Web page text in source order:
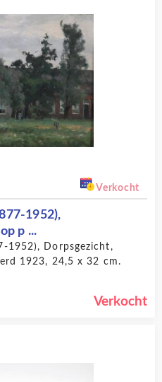
Verkocht
1952),
p ...
1952), Dorpsgezicht,
1923, 24,5 x 32 cm.
Verkocht